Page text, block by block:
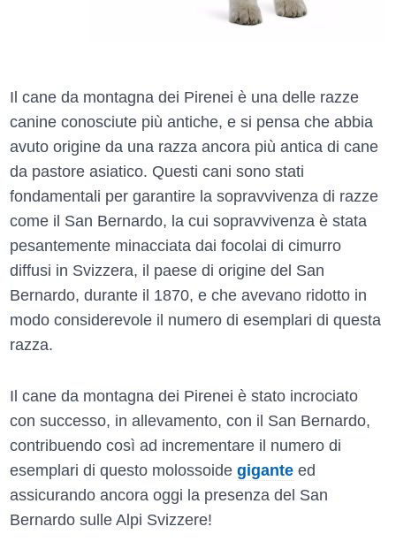
Il cane da montagna dei Pirenei è una delle razze
canine conosciute più antiche, e si pensa che abbia
avuto origine da una razza ancora più antica di cane
da pastore asiatico. Questi cani sono stati
fondamentali per garantire la sopravvivenza di razze
come il San Bernardo, la cui sopravvivenza è stata
pesantemente minacciata dai focolai di cimurro
diffusi in Svizzera, il paese di origine del San
Bernardo, durante il 1870, e che avevano ridotto in
modo considerevole il numero di esemplari di questa
razza.
Il cane da montagna dei Pirenei è stato incrociato
con successo, in allevamento, con il San Bernardo,
contribuendo così ad incrementare il numero di
esemplari di questo molossoide gigante ed
assicurando ancora oggi la presenza del San
Bernardo sulle Alpi Svizzere!